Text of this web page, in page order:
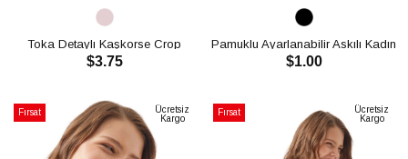
Toka Detaylı Kaşkorse Crop
CH1762
$3.75
Pamuklu Ayarlanabilir Askılı Kadın
Bralet Büstiyer CH1019
$1.00
Fırsat
Ücretsiz
Kargo
Fırsat
Ücretsiz
Kargo